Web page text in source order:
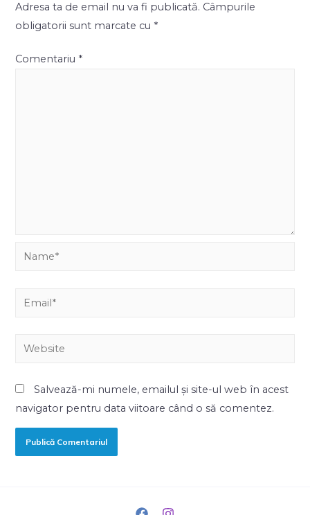
Adresa ta de email nu va fi publicată. Câmpurile
obligatorii sunt marcate cu *
Comentariu *
Salvează-mi numele, emailul și site-ul web în acest
navigator pentru data viitoare când o să comentez.